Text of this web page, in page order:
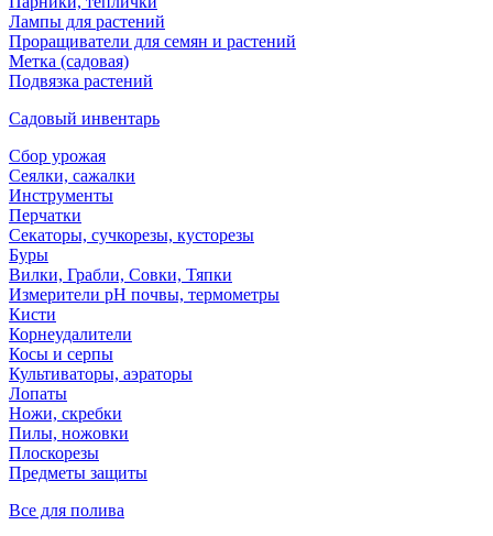
Лампы для растений
Проращиватели для семян и растений
Метка (садовая)
Подвязка растений
Садовый инвентарь
Сбор урожая
Сеялки, сажалки
Инструменты
Перчатки
Секаторы, сучкорезы, кусторезы
Буры
Вилки, Грабли, Совки, Тяпки
Измерители pH почвы, термометры
Кисти
Корнеудалители
Косы и серпы
Культиваторы, аэраторы
Лопаты
Ножи, скребки
Пилы, ножовки
Плоскорезы
Предметы защиты
Все для полива